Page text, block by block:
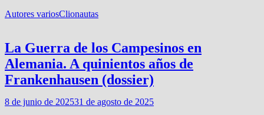
Autores variosClionautas
La Guerra de los Campesinos en
Alemania. A quinientos años de
Frankenhausen (dossier)
8 de junio de 202531 de agosto de 2025